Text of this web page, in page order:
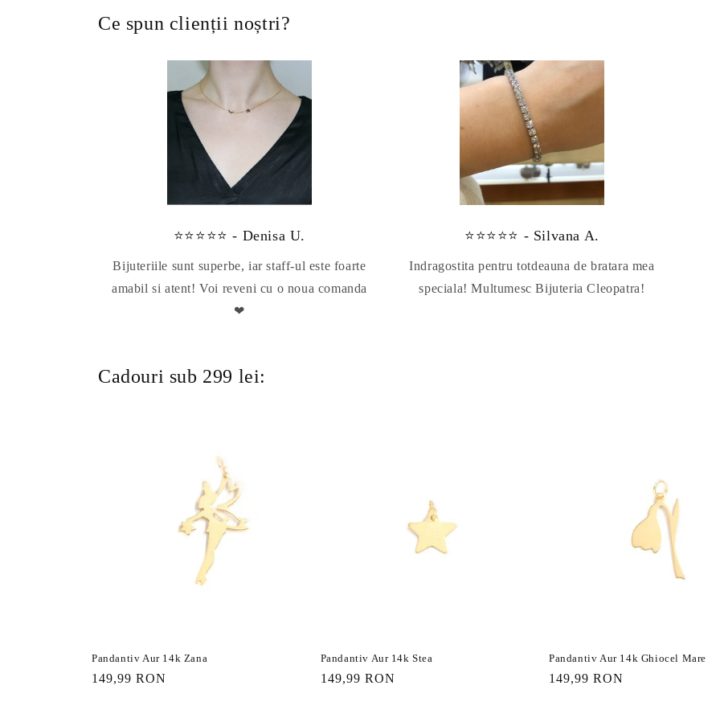
Ce spun clienții noștri?
⭐⭐⭐⭐⭐ - Denisa U.
Bijuteriile sunt superbe, iar staff-ul este foarte
amabil si atent! Voi reveni cu o noua comanda
❤
⭐⭐⭐⭐⭐ - Silvana A.
Indragostita pentru totdeauna de bratara mea
speciala! Multumesc Bijuteria Cleopatra!
Cadouri sub 299 lei:
Pandantiv Aur 14k Zana
Preț
149,99 RON
Pandantiv Aur 14k Stea
Preț
149,99 RON
Pandantiv Aur 14k Ghiocel Mare
Preț
149,99 RON